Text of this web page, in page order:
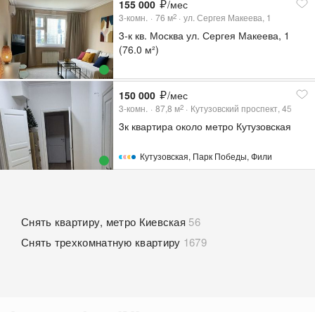
155 000 /мес
3-комн. 76 м2 ул. Сергея Макеева, 1
3-к кв. Москва ул. Сергея Макеева, 1
(76.0 м²)
150 000 /мес
3-комн. 87,8 м2 Кутузовский проспект, 45
3к квартира около метро Кутузовская
Кутузовская, Парк Победы,Фили
Снять квартиру, метро Киевская 56
Снять трехкомнатную квартиру 1679